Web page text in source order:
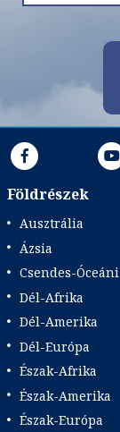
Földrészek
Ausztrália
Ázsia
Csendes-
Dél-Afrika
Dél-Amerika
Dél-Európa
Észak-Afrika
Észak-Amerika
Észak-Európa